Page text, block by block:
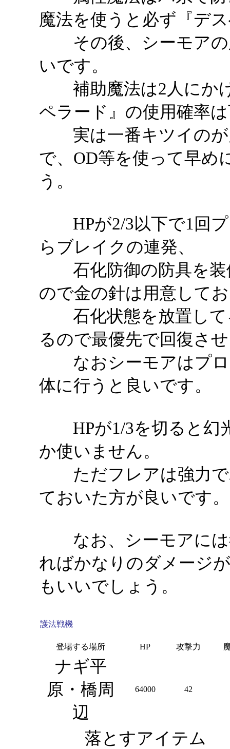
魔法を使うと必ず『デ
その後、シーモアの
いです。
補助魔法は2人にか
ペラード』の使用確率
実は一番キツイのが
で、OD等を使って早め
う。
HPが2/3以下で1回プ
らブレイクの連発、
石化防御の防具を装
ので金の針は用意して
石化状態を放置して
るので最優先で回復さ
なおシーモアはプロ
体に行うと良いです。
HPが1/3を切ると幻
か使いません。
ただフレアは強力で
ておいた方が
なお、シーモアには
ればかなりのダメージ
もいいでしょう。
護法戦機
登場する場所 HP 攻撃力
ナギ平
原・橋周
辺
64000 42
落とすアイテム